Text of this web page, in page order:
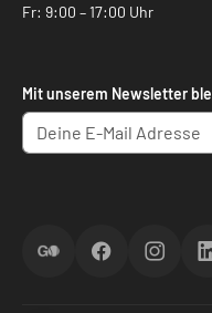
Fr: 9:00 – 17:00 Uhr
Mit unserem Newsletter
ScoreGOFacebook